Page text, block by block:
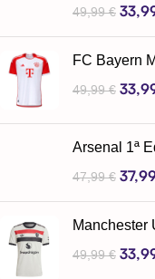
49,99€
FC Bayern
49,99€
Arsenal 1ª
47,99€
Manchester
49,99€